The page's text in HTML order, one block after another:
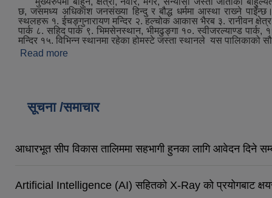
छ, जसमध्‍य अधिकांश जनसंख्या हिन्दु र बौद्ध धर्ममा आस्था राख्‍ने
स्थलहरू १. ईचङ्गुनारायण मन्दिर २. हल्चोक आकास भैरब ३. रानीवन क्षेत्र
पार्क ८. सहिद पार्क ९. भिमसेनस्थान, भीमढुङ्गा १०. स्वीजरल्याण्ड पार्क,
मन्दिर १५. विभिन्न स्थानमा रहेका होमस्टे जस्‍ता स्थानले यस पालिकाको
Read more
सूचना /समाचार
आधारभूत सीप विकास तालिममा सहभागी हुनका लागि आवेदन दिने
Artificial Intelligence (AI) सहितको X-Ray को प्रयोगबाट